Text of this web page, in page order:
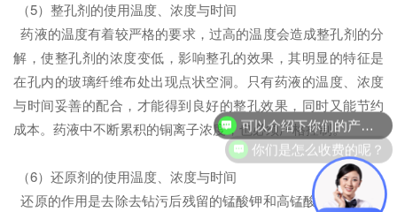
（5）整孔剂的使用温度、浓度与时间
药液的温度有着较严格的要求，过高的温度会造成整孔剂的分
解，使整孔剂的浓度变低，影响整孔的效果，其明显的特征是
在孔内的玻璃纤维布处出现点状空洞。只有药液的温度、浓度
与时间妥善的配合，才能得到良好的整孔效果，同时又能节约
成本。药液中不断累积的铜离子浓度，也必须严格控制。
（6）还原剂的使用温度、浓度与时间
还原的作用是去除去钻污后残留的锰酸钾和高锰酸钾，药液相
可以介绍下你们的产品么？
你们是怎么收费的呢？